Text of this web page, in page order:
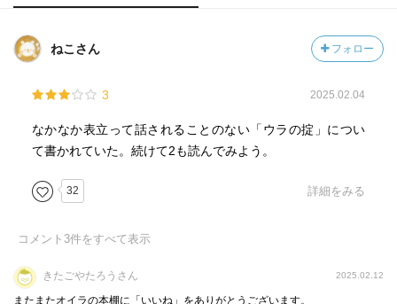
ねこさん フォロー
3 2025.02.04
なかなか表立って話されることのない「ウラの掟」につい
て書かれていた。続けて2も読んでみよう。
32 詳細をみる
コメント 3件をすべて表示
きたごやたろうさん 2025.02.12
またまたオイラの本棚に「いいね」をありがとうございます。